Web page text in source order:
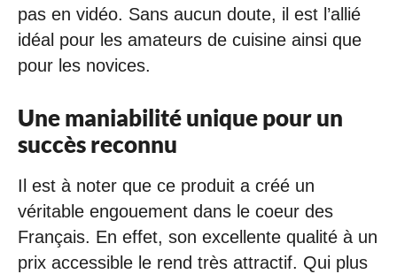
pas en vidéo. Sans aucun doute, il est l’allié
idéal pour les amateurs de cuisine ainsi que
pour les novices.
Une maniabilité unique pour un
succès reconnu
Il est à noter que ce produit a créé un
véritable engouement dans le coeur des
Français. En effet, son excellente qualité à un
prix accessible le rend très attractif. Qui plus